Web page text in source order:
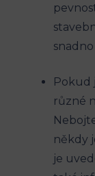
Pokud
různé
někdy
je